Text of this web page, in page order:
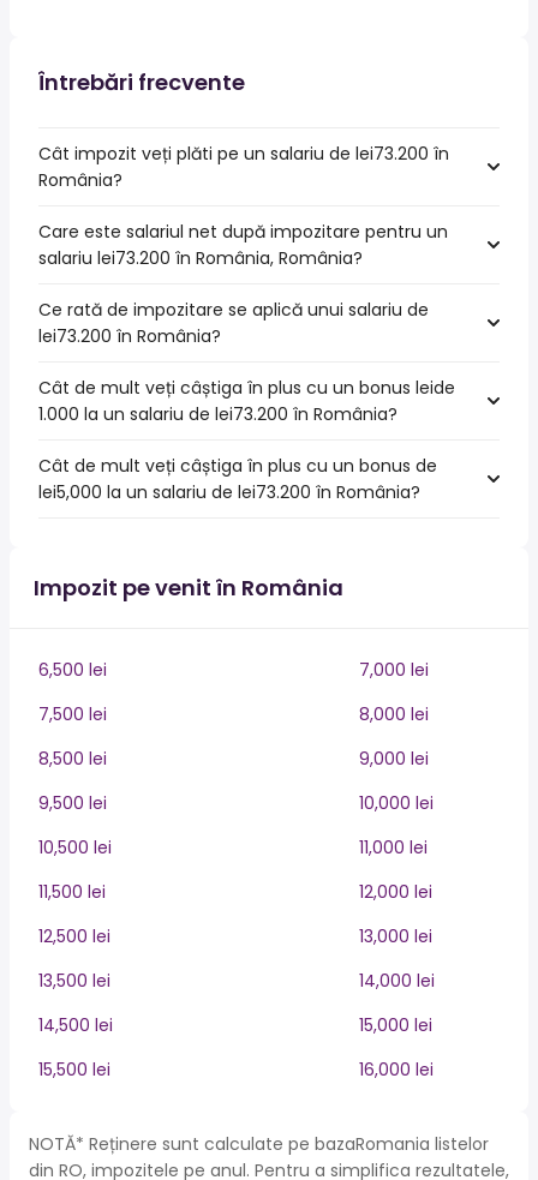
Întrebări frecvente
Cât impozit veți plăti pe un salariu de lei73.200 în
România?
Care este salariul net după impozitare pentru un
salariu lei73.200 în România, România?
Ce rată de impozitare se aplică unui salariu de
lei73.200 în România?
Cât de mult veți câștiga în plus cu un bonus leide
1.000 la un salariu de lei73.200 în România?
Cât de mult veți câștiga în plus cu un bonus de
lei5,000 la un salariu de lei73.200 în România?
Impozit pe venit în România
6,500 lei
7,000 lei
7,500 lei
8,000 lei
8,500 lei
9,000 lei
9,500 lei
10,000 lei
10,500 lei
11,000 lei
11,500 lei
12,000 lei
12,500 lei
13,000 lei
13,500 lei
14,000 lei
14,500 lei
15,000 lei
15,500 lei
16,000 lei
NOTĂ* Reținere sunt calculate pe bazaRomania listelor
din RO, impozitele pe anul. Pentru a simplifica rezultatele,